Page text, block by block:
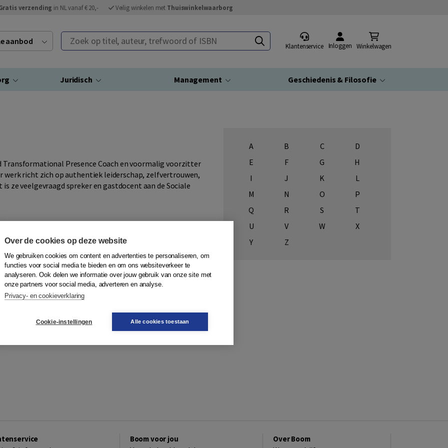
verzending in NL vanaf € 20,- Veilig winkelen met Thuiswinkelwaarborg
aanbod Zoek op titel, auteur, trefwoord of ISBN
Klantenservice Inloggen Winkelwagen
Juridisch Management Geschiedenis & Filosofie
Transformational Presence Coach en voormalig voorzitter
werk richt zich op authentiek leiderschap, zelfvertrouwen,
ze veelgevraagd spreker en gastdocent aan de Sociale
A B C
D
E
F G
H
I
J K
L
M
N O
P
Q
R S
T
U
V W
X
Y
Z
Boom voor jou Over Boom
Over de cookies op deze website
We gebruiken cookies om content en advertenties te personaliseren, om
functies voor social media te bieden en om ons websiteverkeer te
analyseren. Ook delen we informatie over jouw gebruik van onze site met
onze partners voor social media, adverteren en analyse.
Privacy- en cookieverklaring
Cookie-instellingen Alle cookies toestaan